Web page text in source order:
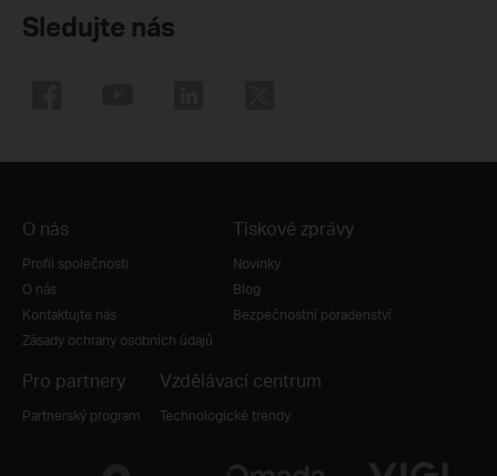
Sledujte nás
O nás
Profil společnosti
O nás
Kontaktujte nás
Zásady ochrany osobních údajů
Tiskové zprávy
Novinky
Blog
Bezpečnostní poradenství
Pro partnery
Partnerský program
Vzdělávací centrum
Technologické trendy